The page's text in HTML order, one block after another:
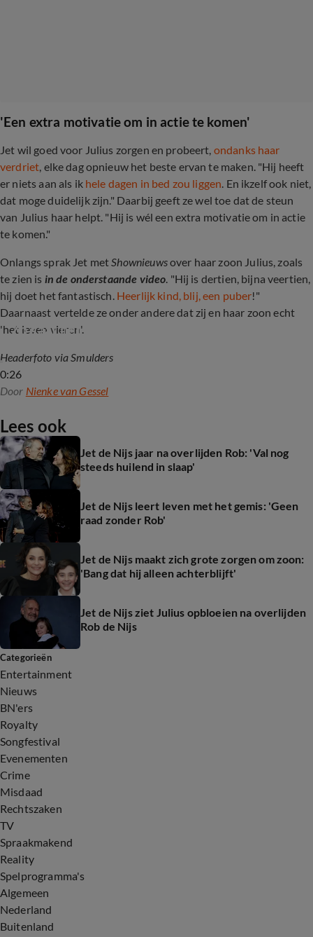
'Een extra motivatie om in actie te komen'
Jet wil goed voor Julius zorgen en probeert, ondanks haar
verdriet, elke dag opnieuw het beste ervan te maken. "Hij heeft
er niets aan als ik hele dagen in bed zou liggen. En ikzelf ook niet,
dat moge duidelijk zijn." Daarbij geeft ze wel toe dat de steun
van Julius haar helpt. "Hij is wél een extra motivatie om in actie
te komen."
Onlangs sprak Jet metShownieuwsover haar zoon Julius, zoals
te zien is in de onderstaande video. "Hij is dertien, bijna veertien,
hij doet het fantastisch. Heerlijk kind, blij, een puber!"
Daarnaast vertelde ze onder andere dat zij en haar zoon echt
'het leven vieren'.
0:26
Zo gaat het nu met Jet de Nijs en zoon Julius
Headerfoto via Smulders
Door Nienke van Gessel
Lees ook
Jet de Nijs jaar na overlijden Rob: 'Val nog
steeds huilend in slaap'
Jet de Nijs leert leven met het gemis: 'Geen
raad zonder Rob'
Jet de Nijs maakt zich grote zorgen om zoon:
'Bang dat hij alleen achterblijft'
Jet de Nijs ziet Julius opbloeien na overlijden
Rob de Nijs
Categorieën
Entertainment
Nieuws
BN'ers
Royalty
Songfestival
Evenementen
Crime
Misdaad
Rechtszaken
TV
Spraakmakend
Reality
Spelprogramma's
Algemeen
Nederland
Buitenland